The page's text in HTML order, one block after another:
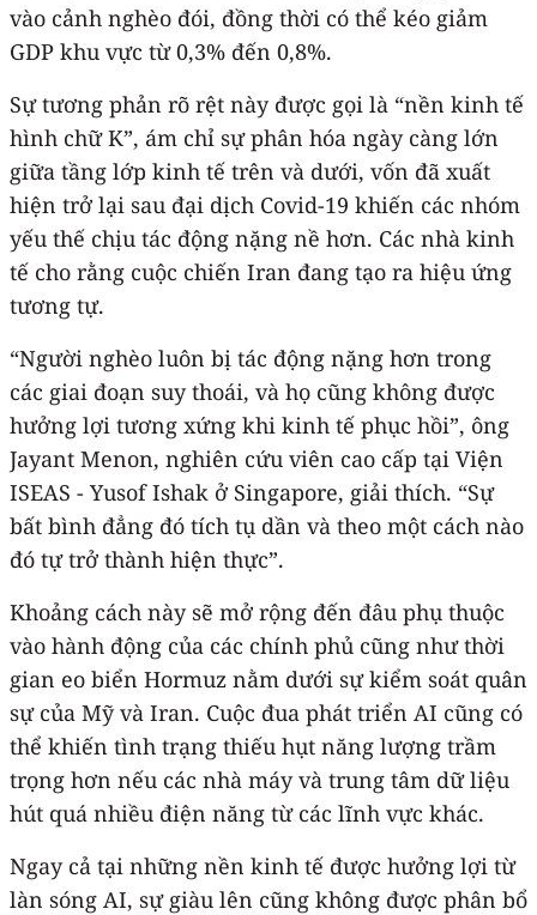
vào cảnh nghèo đói, đồng thời có thể kéo giảm
GDP khu vực từ 0,3% đến 0,8%.
Sự tương phản rõ rệt này được gọi là “nền kinh tế
hình chữ K”, ám chỉ sự phân hóa ngày càng lớn
giữa tầng lớp kinh tế trên và dưới, vốn đã xuất
hiện trở lại sau đại dịch Covid-19 khiến các nhóm
yếu thế chịu tác động nặng nề hơn. Các nhà kinh
tế cho rằng cuộc chiến Iran đang tạo ra hiệu ứng
tương tự.
“Người nghèo luôn bị tác động nặng hơn trong
các giai đoạn suy thoái, và họ cũng không được
hưởng lợi tương xứng khi kinh tế phục hồi”, ông
Jayant Menon, nghiên cứu viên cao cấp tại Viện
ISEAS - Yusof Ishak ở Singapore, giải thích. “Sự
bất bình đẳng đó tích tụ dần và theo một cách nào
đó tự trở thành hiện thực”.
Khoảng cách này sẽ mở rộng đến đâu phụ thuộc
vào hành động của các chính phủ cũng như thời
gian eo biển Hormuz nằm dưới sự kiểm soát quân
sự của Mỹ và Iran. Cuộc đua phát triển AI cũng có
thể khiến tình trạng thiếu hụt năng lượng trầm
trọng hơn nếu các nhà máy và trung tâm dữ liệu
hút quá nhiều điện năng từ các lĩnh vực khác.
Ngay cả tại những nền kinh tế được hưởng lợi từ
làn sóng AI, sự giàu lên cũng không được phân bổ